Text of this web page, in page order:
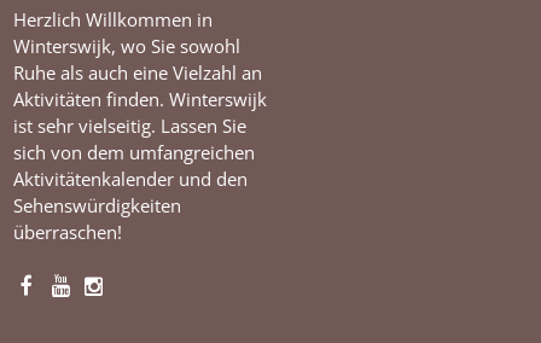
Herzlich Willkommen in
Winterswijk, wo Sie sowohl
Ruhe als auch eine Vielzahl an
Aktivitäten finden. Winterswijk
ist sehr vielseitig. Lassen Sie
sich von dem umfangreichen
Aktivitätenkalender und den
Sehenswürdigkeiten
überraschen!
F
Y
I